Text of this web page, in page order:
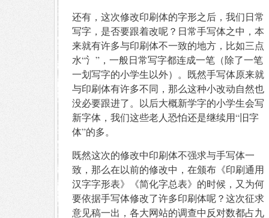
还有，这次修改印刷体的字形之后，我们日常
写字，是否要跟着改呢？日常手写体之中，本
来就有许多与印刷体不一致的地方，比如三点
水“氵”，一般日常写字都连成一笔（除了一笔
一划写字的小学生以外）。既然手写体原来就
与印刷体有许多不同，那么这种小改动自然也
没必要跟进了。以后大概新学字的小学生会写
新字体，我们这些老人恐怕还是继续用“旧字
体”的多。
既然这次的修改中印刷体不强求与手写体一
致，那么在以前的修改中，在颁布《印刷通用
汉字字形表》《简化字总表》的时候，又为何
要依据手写体修改了许多印刷体呢？这次征求
意见稿一出，各大网站的调查中反对数都占九